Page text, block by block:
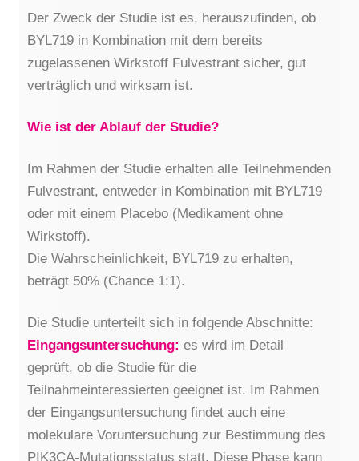
Der Zweck der Studie ist es, herauszufinden, ob
BYL719 in Kombination mit dem bereits
zugelassenen Wirkstoff Fulvestrant sicher, gut
verträglich und wirksam ist.
Wie ist der Ablauf der Studie?
Im Rahmen der Studie erhalten alle Teilnehmenden
Fulvestrant, entweder in Kombination mit BYL719
oder mit einem Placebo (Medikament ohne
Wirkstoff).
Die Wahrscheinlichkeit, BYL719 zu erhalten,
beträgt 50% (Chance 1:1).
Die Studie unterteilt sich in folgende Abschnitte:
Eingangsuntersuchung: es wird im Detail
geprüft, ob die Studie für die
Teilnahmeinteressierten geeignet ist. Im Rahmen
der Eingangsuntersuchung findet auch eine
molekulare Voruntersuchung zur Bestimmung des
PIK3CA-Mutationsstatus statt. Diese Phase kann